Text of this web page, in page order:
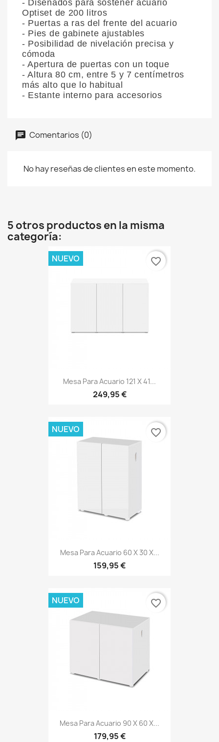
- Diseñados para sostener acuario
Optiset de 200 litros
- Puertas a ras del frente del acuario
- Pies de gabinete ajustables
- Posibilidad de nivelación precisa y
cómoda
- Apertura de puertas con un toque
- Altura 80 cm, entre 5 y 7 centímetros
más alto que lo habitual
- Estante interno para accesorios
Comentarios (0)
No hay reseñas de clientes en este momento.
5 otros productos en la misma
categoría:
Mesa Para Acuario 121 X 41...
249,95 €
NUEVO favorite_border
Mesa Para Acuario 60 X 30 X...
159,95 €
NUEVO favorite_border
Mesa Para Acuario 90 X 60 X...
179,95 €
NUEVO favorite_border